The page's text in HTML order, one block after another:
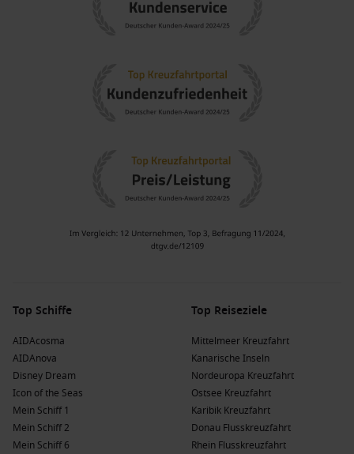
Benachbarte Häfen
Südkorea: Südkoreas zweitgrößte Stadt bietet
atemberaubende Strände, lebendige Märkte und köstliche
Fischmarkt oder den Beomeosa Tempel.
: Bekannt für seine Fischerei und
leckeren Meeresfrüchte, ist dies ein großartiger Ort, um
,Japan: Diese Hafenstadt im Westen Japans ist
berühmt für ihre Süßwasserfische. Besuchen Sie das
Hiroshima
: Ein bedeutendes Ziel für die Geschichte
das Atom-Museum, um mehr über die Geschichte zu
erfahren.
Nagasaki,
: Berühmt für seine reiche Geschichte und
die beeindruckenden Aussichtspunkte. Entdecken Sie die
beeindruckenden Kirchen und die einzigartige
Atmosphäre der Stadt.
Top Schiffe
AIDAcosma
AIDAnova
Disney Dream
Icon of the Seas
Mein Schiff 1
Mein Schiff 2
Mein Schiff 6
Top Reiseziele
Mittelmeer Kreuzfahrt
Kanarische Inseln
Nordeuropa Kreuzfahrt
Ostsee Kreuzfahrt
Karibik Kreuzfahrt
Donau Flusskreuzfahrt
Rhein Flusskreuzfahrt